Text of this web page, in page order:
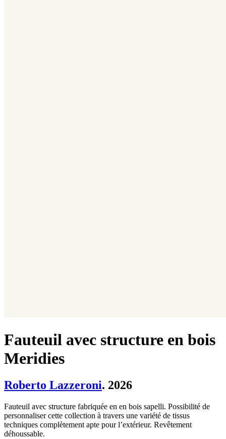
Fauteuil avec structure en bois
Meridies
Roberto Lazzeroni. 2026
Fauteuil avec structure fabriquée en en bois sapelli. Possibilité de
personnaliser cette collection à travers une variété de tissus
techniques complètement apte pour l’extérieur. Revêtement
déhoussable.